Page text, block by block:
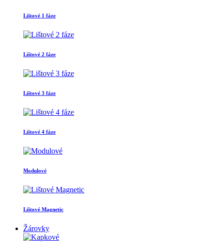
Lištové 1 fáze
Lištové 2 fáze
Lištové 3 fáze
Lištové 4 fáze
Modulové
Lištové Magnetic
Žárovky